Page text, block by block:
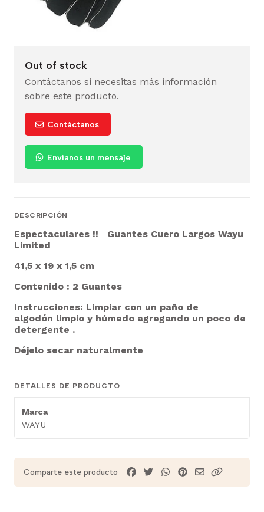
Out of stock
Contáctanos si necesitas más información
sobre este producto.
Contáctanos
Envíanos un mensaje
DESCRIPCIÓN
Espectaculares !! Guantes Cuero Largos Wayu
Limited
41,5 x 19 x 1,5 cm
Contenido : 2 Guantes
Instrucciones: Limpiar con un paño de
algodón limpio y húmedo agregando un poco de
detergente .
Déjelo secar naturalmente
DETALLES DE PRODUCTO
Marca
WAYU
Comparte este producto